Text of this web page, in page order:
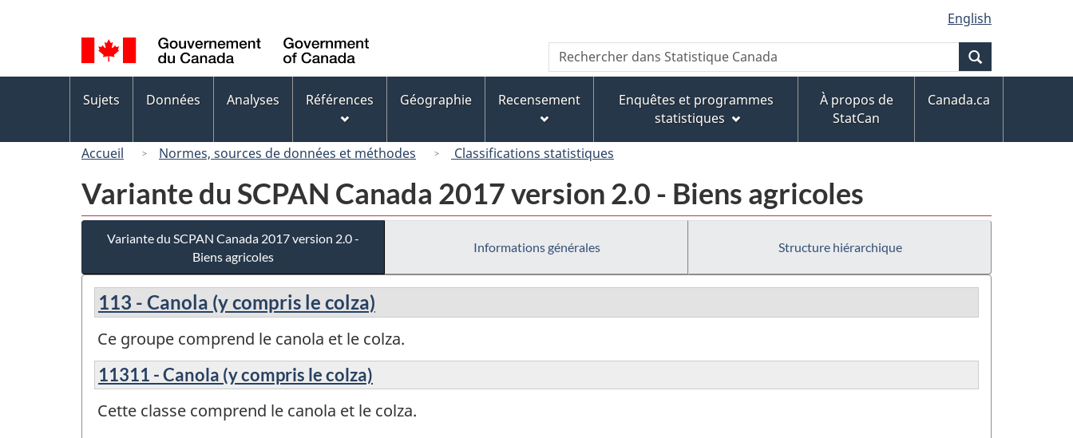
au
contenu
principal
« À
propos
de
ce
version
HTML
simplifiée
de
la
langue
English
Canada
Recherche
Rechercher
dans
Canada
des
Sujets Données Analyses Références Géographie Recensement
Enquêtes et programmes
statistiques
À propos de
StatCan
Canada.ca
Accueil Normes, sources de données et méthodes Classifications statistiques
Variante du SCPAN Canada 2017 version 2.0 - Biens agricoles
Variante du SCPAN Canada 2017 version 2.0 -
Biens agricoles
Informations générales Structure hiérarchique
113 - Canola (y compris le colza)
Ce groupe comprend le canola et le colza.
11311 - Canola (y compris le colza)
Cette classe comprend le canola et le colza.